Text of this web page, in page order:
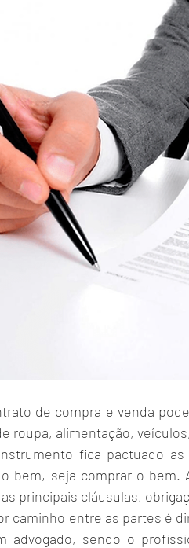
de compra e venda
roupa, alimentação,
fica pactuado
bem, seja comprar o bem.
principais cláusulas,
caminho entre as partes é
advogado, sendo o